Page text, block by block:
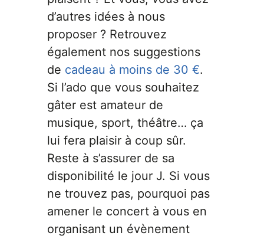
d’autres idées à nous
proposer ? Retrouvez
également nos suggestions
de cadeau à moins de 30 €.
Si l’ado que vous souhaitez
gâter est amateur de
musique, sport, théâtre… ça
lui fera plaisir à coup sûr.
Reste à s’assurer de sa
disponibilité le jour J. Si vous
ne trouvez pas, pourquoi pas
amener le concert à vous en
organisant un évènement